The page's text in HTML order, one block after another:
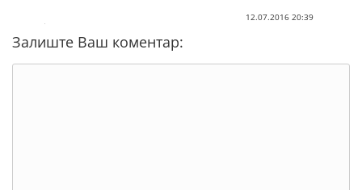
12.07.2016 20:39
Залиште Ваш коментар: